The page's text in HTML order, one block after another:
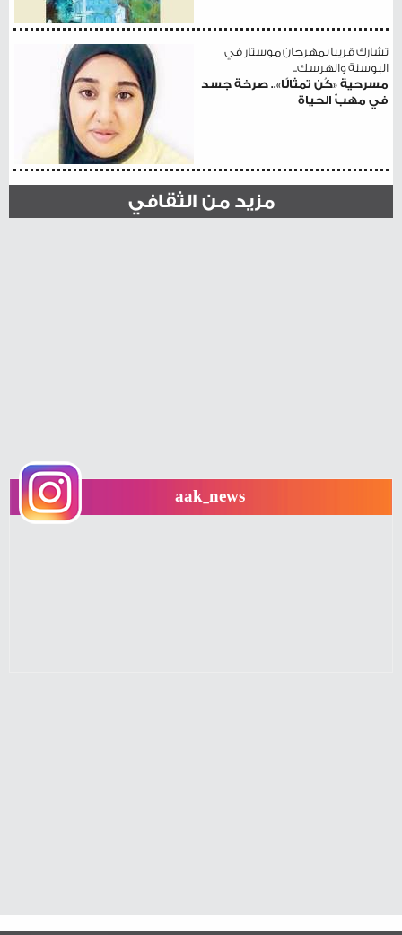
تشارك قريبا بمهرجان موستار في
البوسنة والهرسك..
مسرحية «كُن تمثالًا».. صرخة جسد
في مهبّ الحياة
مزيد من الثقافي
aak_news